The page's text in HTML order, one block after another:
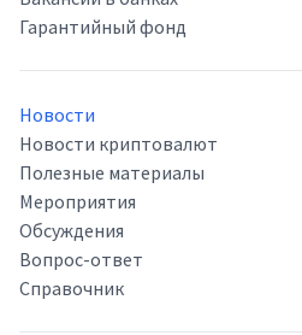
Гарантийный фонд
Новости
Новости криптовалют
Полезные материалы
Мероприятия
Обсуждения
Вопрос-ответ
Справочник